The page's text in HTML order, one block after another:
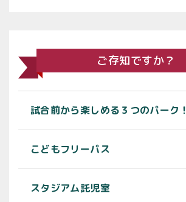
ご存知ですか？
試合前から楽しめる３つのパーク！
こどもフリーパス
スタジアム託児室